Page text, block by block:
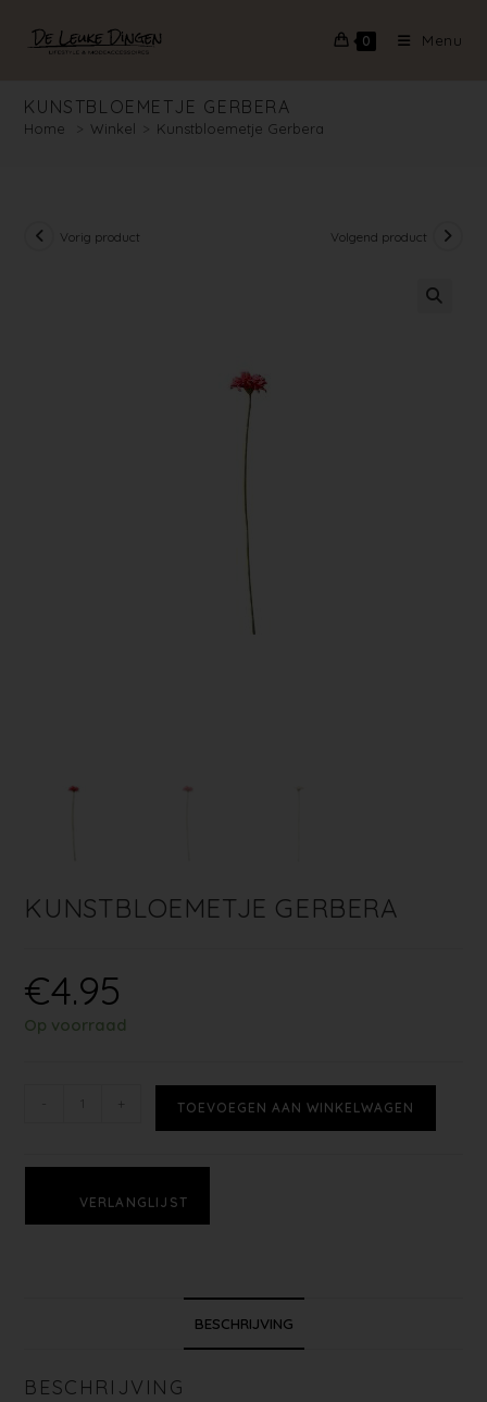
0 Menu
KUNSTBLOEMETJE GERBERA
Home > Winkel > Kunstbloemetje Gerbera
Vorig product Volgend product
KUNSTBLOEMETJE GERBERA
€4.95
Op voorraad
+ TOEVOEGEN AAN WINKELWAGEN
VERLANGLIJST
BESCHRIJVING
BESCHRIJVING